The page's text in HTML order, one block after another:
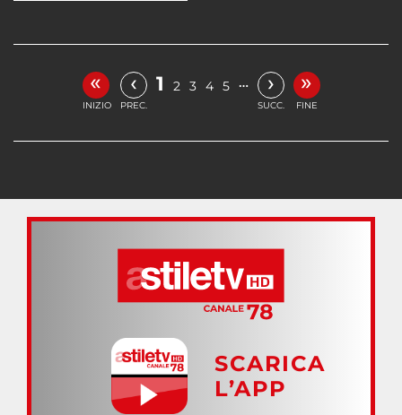
«
INIZIO
‹
PREC.
1 2 3 4 5 … ›
SUCC.
»
FINE
SCARICA
L’APP